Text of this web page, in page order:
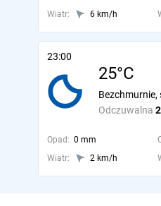
Wiatr:
6 km/h
23:00
25°C
Odczuwalna
Bezchmurnie,
Opad: 0 mm
Wiatr:
2 km/h